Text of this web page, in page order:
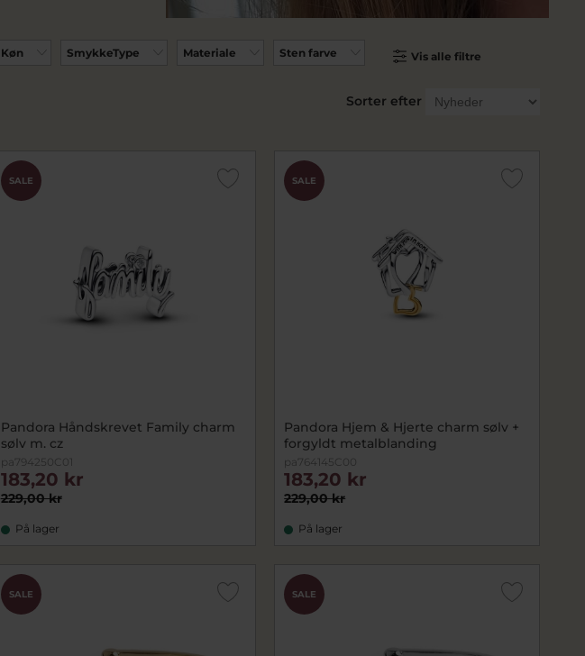
Køn SmykkeType Materiale Sten farve Vis alle filtre
Sorter efter
SALE
Pandora Håndskrevet Family charm
sølv m. cz
pa794250C01
229,00 kr
183,20 kr
På lager
SALE
Pandora Hjem & Hjerte charm sølv +
forgyldt metalblanding
pa764145C00
229,00 kr
183,20 kr
På lager
SALE SALE